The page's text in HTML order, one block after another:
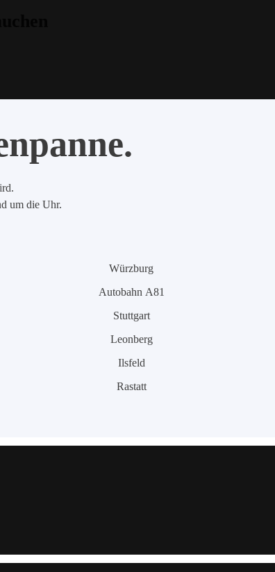
um die Uhr.
Würzburg
Autobahn A81
Stuttgart
Leonberg
Ilsfeld
Rastatt